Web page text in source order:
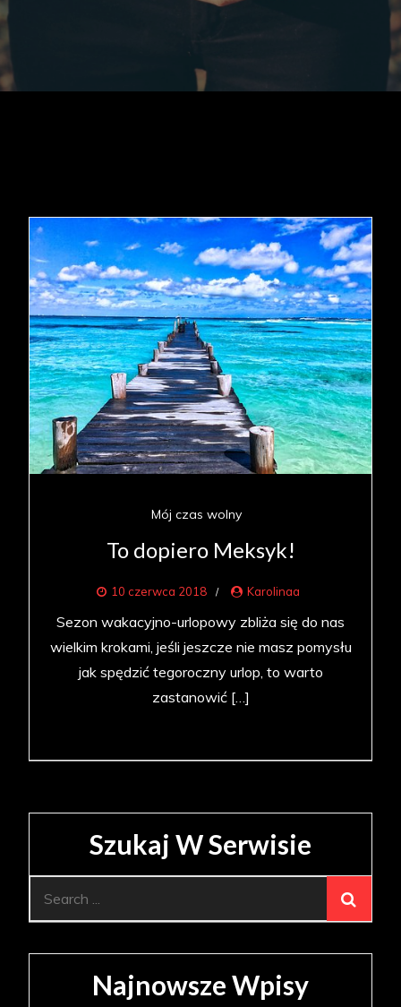
Mój czas wolny
To dopiero Meksyk!
10 czerwca 2018 Karolinaa
Sezon wakacyjno-urlopowy zbliża się do nas
wielkim krokami, jeśli jeszcze nie masz pomysłu
jak spędzić tegoroczny urlop, to warto
zastanowić […]
Szukaj W Serwisie
Najnowsze Wpisy